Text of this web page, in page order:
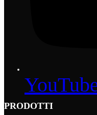
PRODOTTI